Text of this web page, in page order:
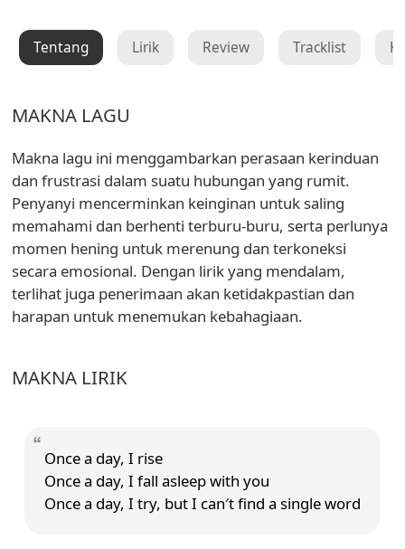
Tentang Lirik Review Tracklist
MAKNA LAGU
Makna lagu ini menggambarkan perasaan kerinduan
dan frustrasi dalam suatu hubungan yang rumit.
Penyanyi mencerminkan keinginan untuk saling
memahami dan berhenti terburu-buru, serta perlunya
momen hening untuk merenung dan terkoneksi
secara emosional. Dengan lirik yang mendalam,
terlihat juga penerimaan akan ketidakpastian dan
harapan untuk menemukan kebahagiaan.
MAKNA LIRIK
Once a day, I rise
Once a day, I fall asleep with you
Once a day, I try, but I can′t find a single word